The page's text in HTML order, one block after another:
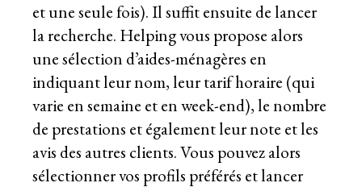
et une seule fois). Il suffit ensuite de lancer
la recherche. Helping vous propose alors
une sélection d’aides-ménagères en
indiquant leur nom, leur tarif horaire (qui
varie en semaine et en week-end), le nombre
de prestations et également leur note et les
avis des autres clients. Vous pouvez alors
sélectionner vos profils préférés et lancer